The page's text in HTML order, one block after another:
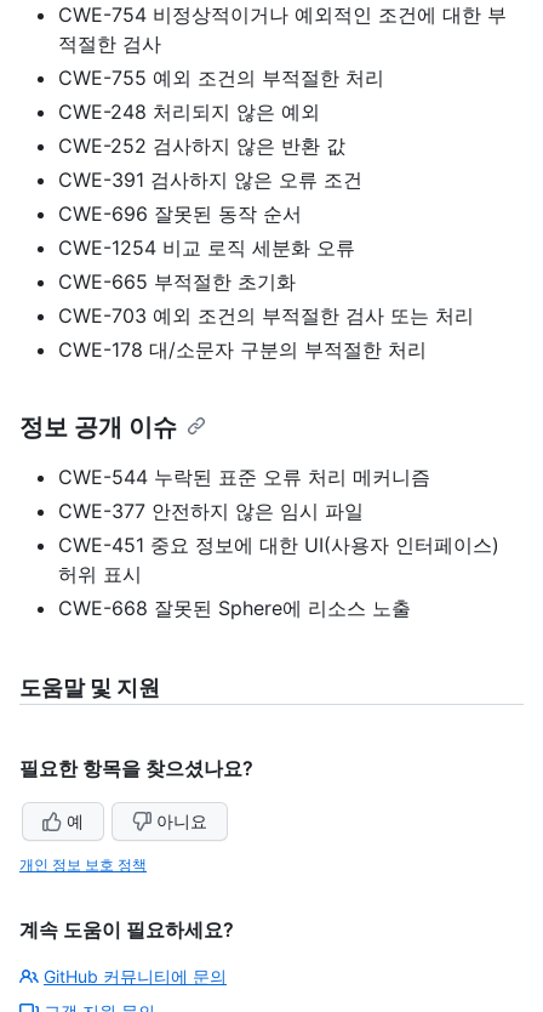
CWE-754 비정상적이거나 예외적인 조건에 대한 부
적절한 검사
CWE-755 예외 조건의 부적절한 처리
CWE-248 처리되지 않은 예외
CWE-252 검사하지 않은 반환 값
CWE-391 검사하지 않은 오류 조건
CWE-696 잘못된 동작 순서
CWE-1254 비교 로직 세분화 오류
CWE-665 부적절한 초기화
CWE-703 예외 조건의 부적절한 검사 또는 처리
CWE-178 대/소문자 구분의 부적절한 처리
정보 공개 이슈
CWE-544 누락된 표준 오류 처리 메커니즘
CWE-377 안전하지 않은 임시 파일
CWE-451 중요 정보에 대한 UI(사용자 인터페이스)
허위 표시
CWE-668 잘못된 Sphere에 리소스 노출
도움말 및 지원
필요한 항목을 찾으셨나요?
예 아니요
개인 정보 보호 정책
계속 도움이 필요하세요?
GitHub 커뮤니티에 문의